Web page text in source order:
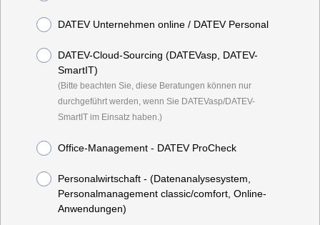
DATEV Unternehmen online / DATEV Personal
DATEV-Cloud-Sourcing (DATEVasp, DATEV-
SmartIT)
(Bitte beachten Sie, diese Beratungen können nur
durchgeführt werden, wenn Sie DATEVasp/DATEV-
SmartIT im Einsatz haben.)
Office-Management - DATEV ProCheck
Personalwirtschaft - (Datenanalysesystem,
Personalmanagement classic/comfort, Online-
Anwendungen)